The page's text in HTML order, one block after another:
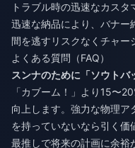
トラブル時の迅速なカスタ
迅速な納品により、バナー
間を逃すリスクなくチャー
よくある質問（FAQ）
スンナのために「ソウトバ
「カブーム！」より15〜
向上します。強力な物理ア
を持っていないなら引く
最推しで将来の計画に余裕